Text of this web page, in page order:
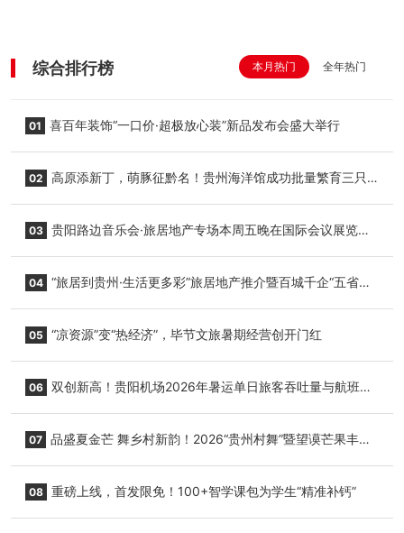
综合排行榜 本月热门 全年热门
01 喜百年装饰“一口价·超极放心装”新品发布会盛大举行
02 高原添新丁，萌豚征黔名！贵州海洋馆成功批量繁育三只
03 贵阳路边音乐会·旅居地产专场本周五晚在国际会议展览中
04 “旅居到贵州·生活更多彩”旅居地产推介暨百城千企“五省
05 “凉资源”变“热经济”，毕节文旅暑期经营创开门红
06 双创新高！贵阳机场2026年暑运单日旅客吞吐量与航班起
07 品盛夏金芒 舞乡村新韵！2026“贵州村舞”暨望谟芒果丰收
08 重磅上线，首发限免！100+智学课包为学生“精准补钙”